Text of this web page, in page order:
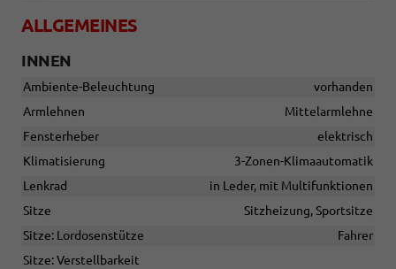
ALLGEMEINES
INNEN
Ambiente-Beleuchtung
vorhanden
Armlehnen
Mittelarmlehne
Fensterheber
elektrisch
Klimatisierung
3-Zonen-Klimaautomatik
Lenkrad
in Leder, mit Multifunktionen
Sitze
Sitzheizung, Sportsitze
Sitze: Lordosenstütze
Fahrer
Sitze: Verstellbarkeit